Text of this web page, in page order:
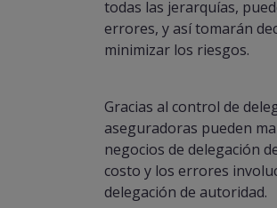
todas las jerarquías,
errores, y así tomarán
minimizar los riesgos.
Gracias al control de
aseguradoras pueden
negocios de delegación
costo y los errores
delegación de autoridad.